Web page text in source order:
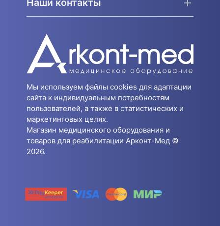
Наши контакты
Мы используем файлы cookies для адаптации
сайта к индивидуальным потребностям
пользователей, а также в статистических и
маркетинговых целях.
Магазин медицинского оборудования и
товаров для реабилитации Арконт-Мед ©
2026.